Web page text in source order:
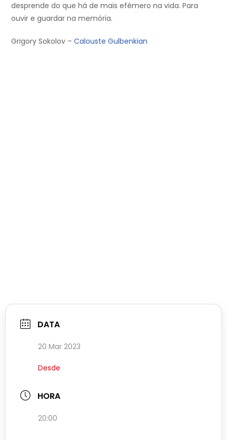
desprende do que há de mais efémero na vida. Para
ouvir e guardar na memória.
Grigory Sokolov – Calouste Gulbenkian
DATA
20 Mar 2023
Desde
HORA
20:00